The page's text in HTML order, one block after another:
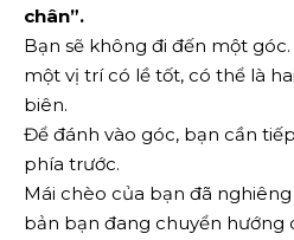
chân”.
Bạn sẽ không đi đến một
một vị trí có lề tốt, có thể là
biên.
Để đánh vào góc, bạn cần
phía trước.
Mái chèo của bạn đã nghiêng
bản bạn đang chuyển hướng